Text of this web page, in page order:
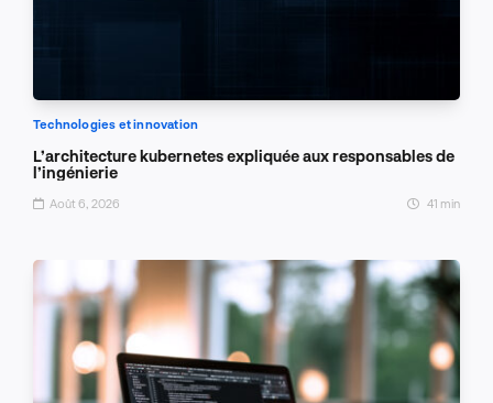
Technologies et innovation
L’architecture kubernetes expliquée aux responsables de
l’ingénierie
Août 6, 2026 41 min